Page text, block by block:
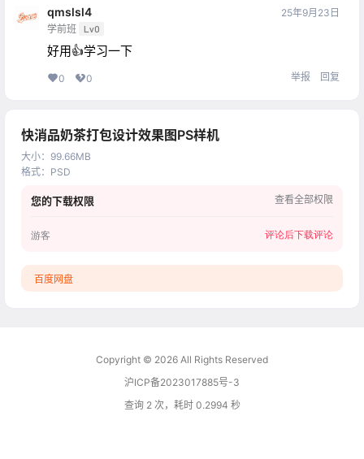
qmslsl4
学前班 Lv0
25年9月23日
好用👍学习一下
0 0 举报 回复
快消品奶茶打包设计效果图PS样机
大小： 99.66MB
格式： PSD
您的下载权限 查看全部权限
游客 评论后下载评论
百度网盘
Copyright © 2026 All Rights Reserved
沪ICP备2023017885号-3
查询 2 次，耗时 0.2994 秒